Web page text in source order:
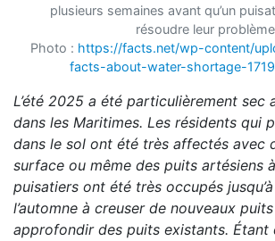
plusieurs semaines avant qu’un
résoudre leur
Photo : https://facts.net/wp-content/
facts-about-water-shortage-
L’été 2025 a été particulièrement sec
dans les Maritimes. Les résidents qui
dans le sol ont été très affectés avec
surface ou même des puits artésiens
puisatiers ont été très occupés
l’automne à creuser de nouveaux
approfondir des puits existants. Étant